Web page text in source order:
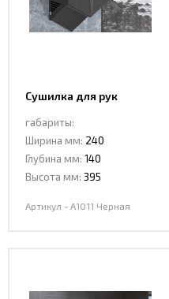
Сушилка для рук
Черная
габариты:
Ширина мм: 240
Глубина мм: 140
Высота мм: 395
Артикул - A1011 Черная